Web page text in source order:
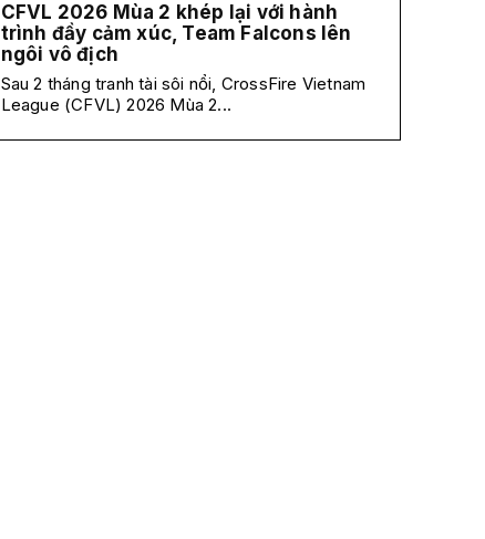
CFVL 2026 Mùa 2 khép lại với hành
trình đầy cảm xúc, Team Falcons lên
ngôi vô địch
Sau 2 tháng tranh tài sôi nổi, CrossFire Vietnam
League (CFVL) 2026 Mùa 2...